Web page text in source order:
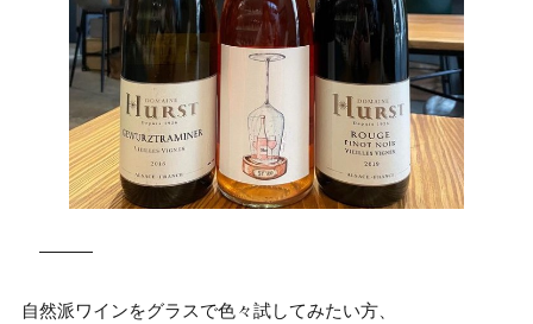
―――
自然派ワインをグラスで色々試してみたい方、